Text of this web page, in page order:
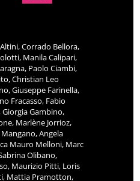
Corrado Bellora,
Manila Calipari,
Paolo Ciambi,
Christian Leo
Giuseppe Farinella,
Fracasso, Fabio
Giorgia Gambino,
Marlène Jorrioz,
Angela
Mauro Melloni, Marc
Olibano,
Maurizio Pitti, Loris
Mattia Pramotton,